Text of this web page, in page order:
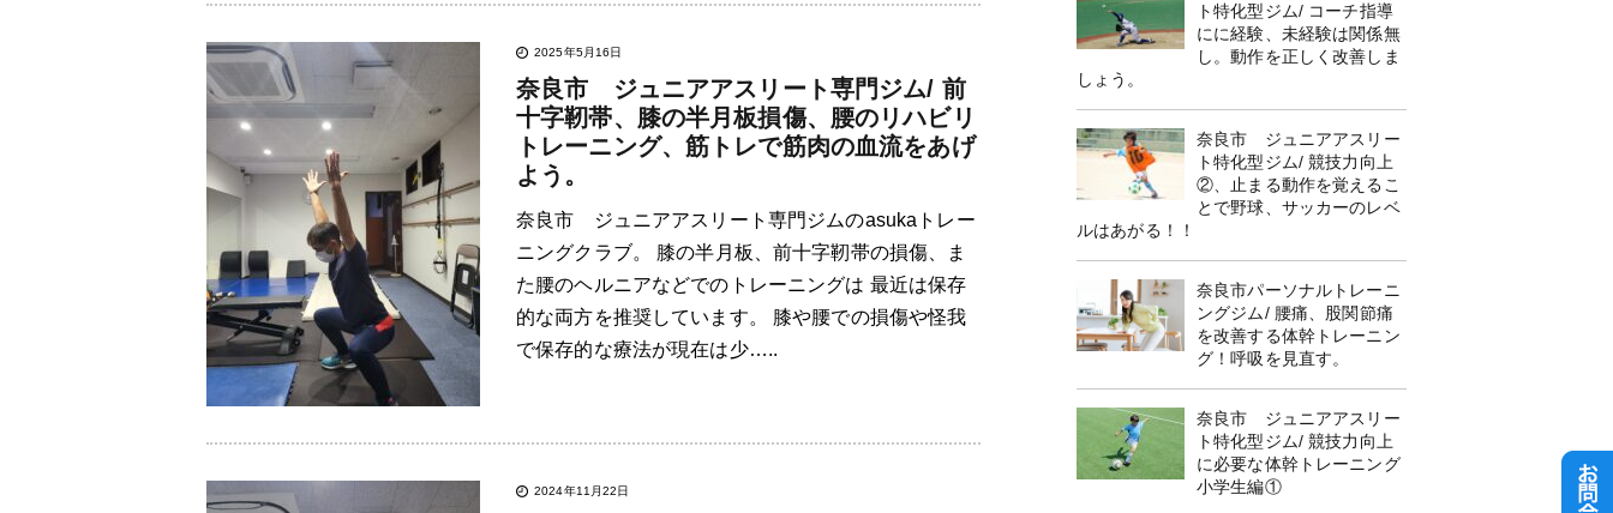
2025年5月16日
奈良市 ジュニアアスリート専門ジム/ 前
十字靭帯、膝の半月板損傷、腰のリハビリ
トレーニング、筋トレで筋肉の血流をあげ
よう。
奈良市 ジュニアアスリート専門ジムのasukaトレー
ニングクラブ。 膝の半月板、前十字靭帯の損傷、ま
た腰のヘルニアなどでのトレーニングは 最近は保存
的な両方を推奨しています。 膝や腰での損傷や怪我
で保存的な療法が現在は少…..
2024年11月22日
ト特化型ジム/ コーチ指導
にに経験、未経験は関係無
し。動作を正しく改善しま
しょう。
奈良市 ジュニアアスリー
ト特化型ジム/ 競技力向上
②、止まる動作を覚えるこ
とで野球、サッカーのレベ
ルはあがる！！
奈良市パーソナルトレーニ
ングジム/ 腰痛、股関節痛
を改善する体幹トレーニン
グ！呼吸を見直す。
奈良市 ジュニアアスリー
ト特化型ジム/ 競技力向上
に必要な体幹トレーニング
小学生編①